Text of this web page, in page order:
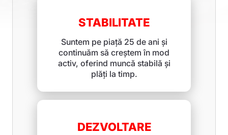
STABILITATE
Suntem pe piață 25 de ani și
continuăm să creștem în mod
activ, oferind muncă stabilă și
plăți la timp.
DEZVOLTARE